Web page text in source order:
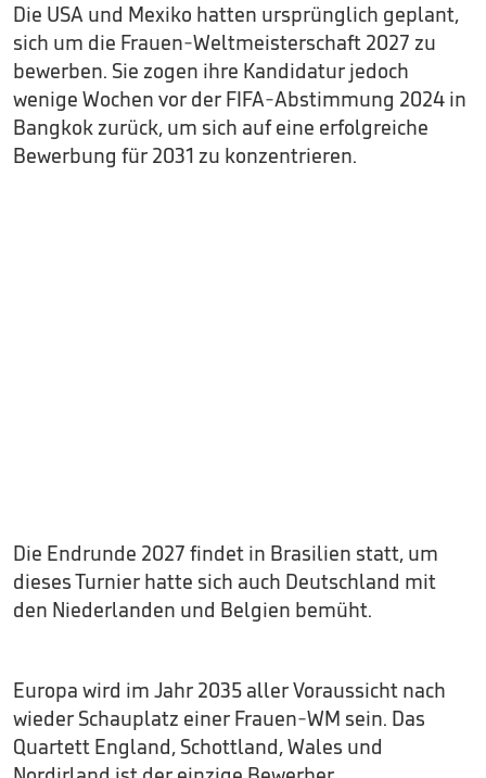
Die USA und Mexiko hatten ursprünglich geplant,
sich um die Frauen-Weltmeisterschaft 2027 zu
bewerben. Sie zogen ihre Kandidatur jedoch
wenige Wochen vor der FIFA-Abstimmung 2024 in
Bangkok zurück, um sich auf eine erfolgreiche
Bewerbung für 2031 zu konzentrieren.
Die Endrunde 2027 findet in Brasilien statt, um
dieses Turnier hatte sich auch Deutschland mit
den Niederlanden und Belgien bemüht.
Europa wird im Jahr 2035 aller Voraussicht nach
wieder Schauplatz einer Frauen-WM sein. Das
Quartett England, Schottland, Wales und